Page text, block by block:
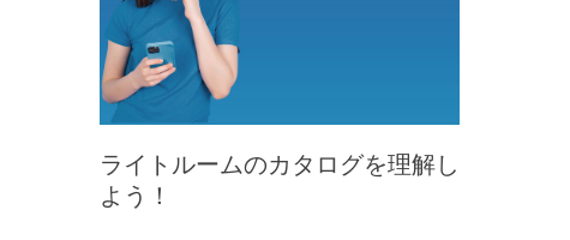
ライトルームのカタログを理解し
よう！